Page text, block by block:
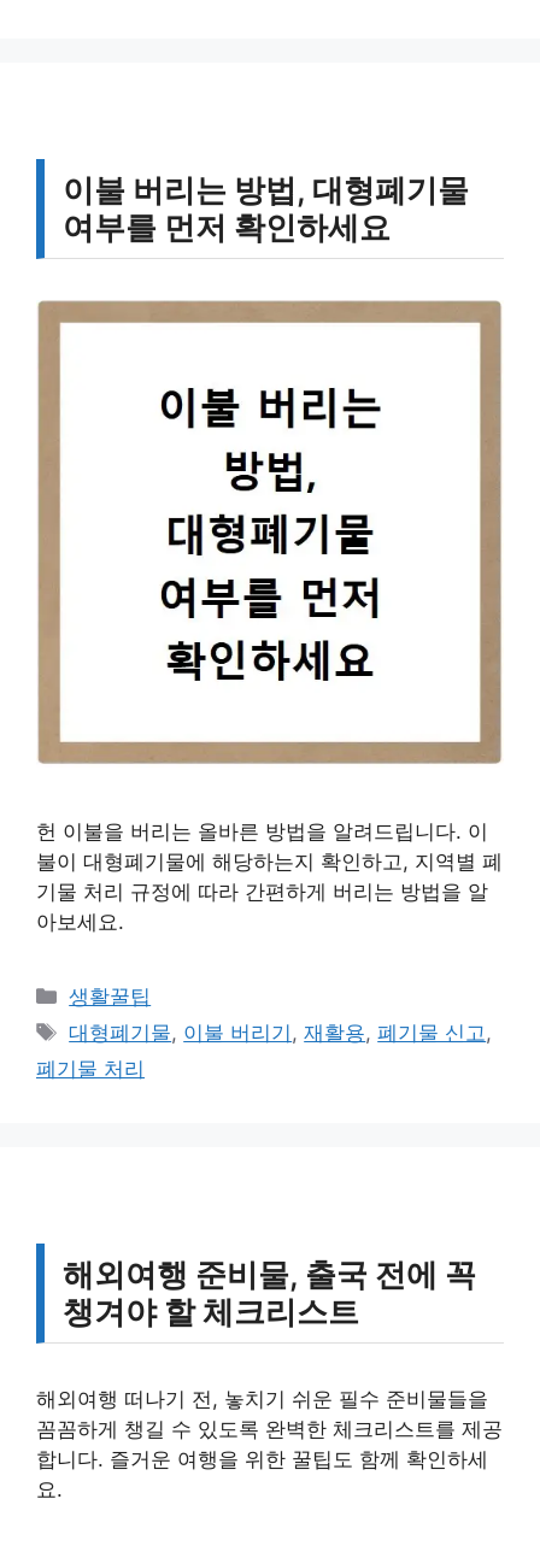
이불 버리는 방법, 대형폐기물
여부를 먼저 확인하세요
헌 이불을 버리는 올바른 방법을 알려드립니다. 이
불이 대형폐기물에 해당하는지 확인하고, 지역별 폐
기물 처리 규정에 따라 간편하게 버리는 방법을 알
아보세요.
카
테
리
생활꿀팁
태
그
대형폐기물, 이불 버리기 ,재활용,폐기물 신고,
폐기물 처리
해외여행 준비물, 출국 전에 꼭
챙겨야 할 체크리스트
해외여행 떠나기 전, 놓치기 쉬운 필수 준비물들을
꼼꼼하게 챙길 수 있도록 완벽한 체크리스트를 제공
합니다. 즐거운 여행을 위한 꿀팁도 함께 확인하세
요.